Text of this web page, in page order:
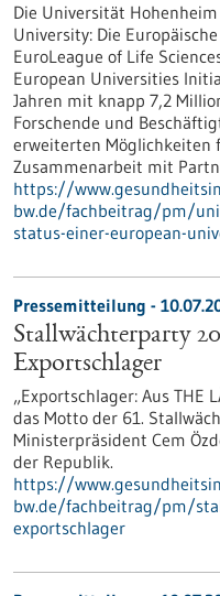
Die Universität
University: Die
EuroLeague of Life
European Universities
Jahren mit knapp 7,2
Forschende und
erweiterten Möglichkeiten
Zusammenarbeit mit
https://
bw.de/fachbeitrag/pm/
status-einer-european-
Pressemitteilung -
Stallwächterparty
Exportschlager
„Exportschlager: Aus THE
das Motto der 61.
Ministerpräsident Cem
der Republik.
https://
bw.de/fachbeitrag/pm/
exportschlager